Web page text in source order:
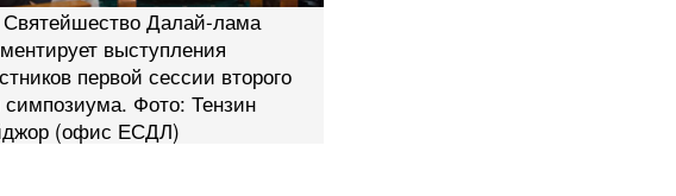
Святейшество Далай-лама
выступления
первой сессии второго
симпозиума. Фото: Тензин
(офис ЕСДЛ)